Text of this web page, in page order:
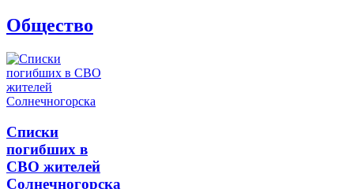
Общество
Списки
погибших в
СВО жителей
Солнечногорска